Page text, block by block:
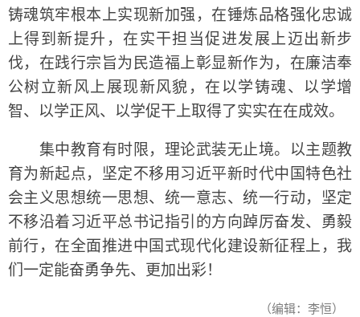
铸魂筑牢根本上实现新加强，在锤炼品格强化忠诚
上得到新提升，在实干担当促进发展上迈出新步
伐，在践行宗旨为民造福上彰显新作为，在廉洁奉
公树立新风上展现新风貌，在以学铸魂、以学增
智、以学正风、以学促干上取得了实实在在成效。
集中教育有时限，理论武装无止境。以主题教
育为新起点，坚定不移用习近平新时代中国特色社
会主义思想统一思想、统一意志、统一行动，坚定
不移沿着习近平总书记指引的方向踔厉奋发、勇毅
前行，在全面推进中国式现代化建设新征程上，我
们一定能奋勇争先、更加出彩！
（编辑：李恒）